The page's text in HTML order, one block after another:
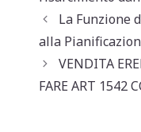
p o
k
La Funzione
alla
VENDITA
FARE ART 1542